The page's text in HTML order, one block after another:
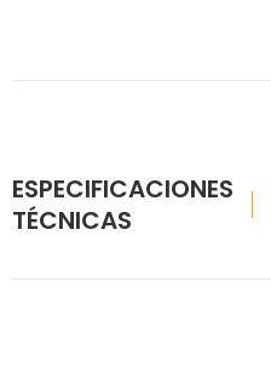
ESPECIFICACIONES
TÉCNICAS